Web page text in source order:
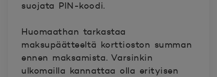
suojata PIN-koodi.
Huomaathan tarkastaa
maksupäätteeltä korttioston summan
ennen maksamista. Varsinkin
ulkomailla kannattaa olla erityisen